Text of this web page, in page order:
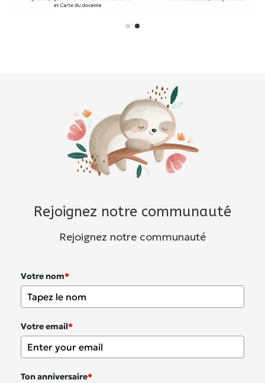
Rejoignez notre communauté
Rejoignez notre communauté
Votre nom*
Votre email*
Ton anniversaire*